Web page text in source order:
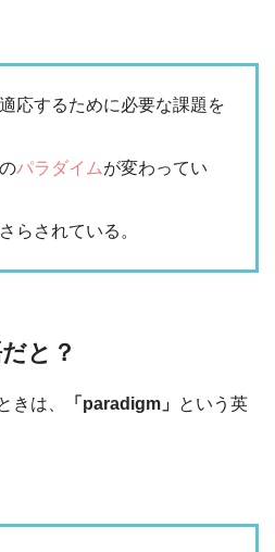
応するために必要な課題を
パラダイムが変わってい
らされている。
と？
きは、 「paradigm」 という英